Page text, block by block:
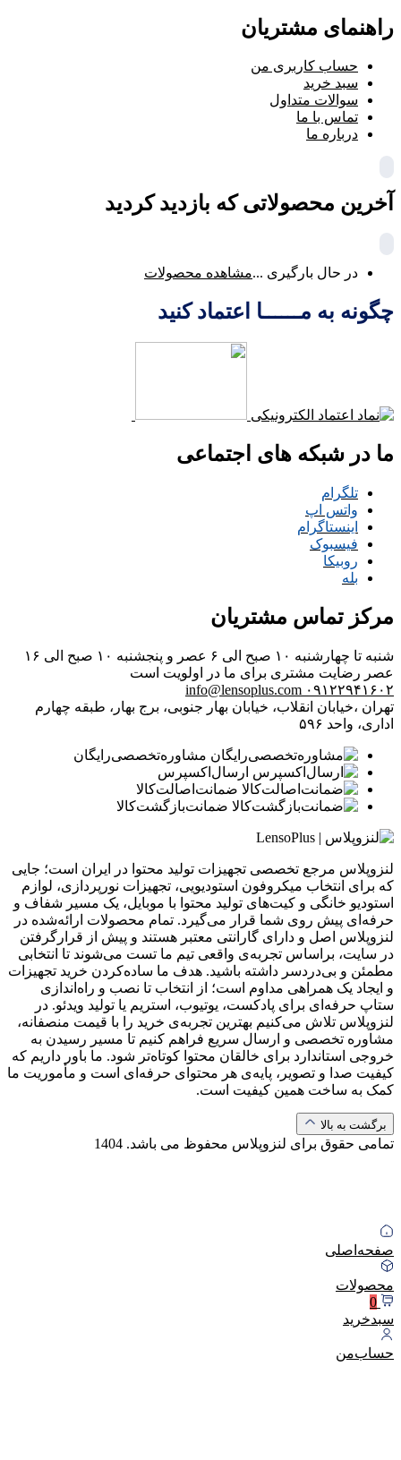
راهنمای مشتریان
حساب کاربری من
سبد خرید
سوالات متداول
تماس با ما
درباره ما
آخرین محصولاتی که بازدید کردید
در حال بارگیری ...مشاهده محصولات
چگونه به مــــــا اعتماد کنید
ما در شبکه های اجتماعی
تلگرام
واتس اپ
اینستاگرام
فیسبوک
روبیکا
بله
مرکز تماس مشتریان
شنبه تا چهارشنبه ۱۰ صبح الی ۶ عصر و پنجشنبه ۱۰ صبح الی ۱۶
عصر رضایت مشتری برای ما در اولویت است
۰۹۱۲۲۹۴۱۶۰۲ info@lensoplus.com
تهران ،خیابان انقلاب، خیابان بهار جنوبی، برج بهار، طبقه چهارم
اداری، واحد ۵۹۶
مشاوره‌تخصصی‌رایگان
ارسال‌اکسپرس
ضمانت‌اصالت‌کالا
ضمانت‌بازگشت‌کالا
لنزوپلاس مرجع تخصصی تجهیزات تولید محتوا در ایران است؛ جایی
که برای انتخاب میکروفون استودیویی، تجهیزات نورپردازی، لوازم
استودیو خانگی و کیت‌های تولید محتوا با موبایل، یک مسیر شفاف و
حرفه‌ای پیش روی شما قرار می‌گیرد. تمام محصولات ارائه‌شده در
لنزوپلاس اصل و دارای گارانتی معتبر هستند و پیش از قرارگرفتن
در سایت، براساس تجربه‌ی واقعی تیم ما تست می‌شوند تا انتخابی
مطمئن و بی‌دردسر داشته باشید. هدف ما ساده‌کردن خرید تجهیزات
و ایجاد یک همراهی مداوم است؛ از انتخاب تا نصب و راه‌اندازی
ستاپ حرفه‌ای برای پادکست، یوتیوب، استریم یا تولید ویدئو. در
لنزوپلاس تلاش می‌کنیم بهترین تجربه‌ی خرید را با قیمت منصفانه،
مشاوره تخصصی و ارسال سریع فراهم کنیم تا مسیر رسیدن به
خروجی استاندارد برای خالقان محتوا کوتاه‌تر شود. ما باور داریم که
کیفیت صدا و تصویر، پایه‌ی هر محتوای حرفه‌ای است و مأموریت ما
کمک به ساخت همین کیفیت است.
برگشت به بالا
تمامی حقوق برای لنزوپلاس محفوظ می باشد. 1404
صفحه‌اصلی
محصولات
0
سبد‌خرید
حساب‌من